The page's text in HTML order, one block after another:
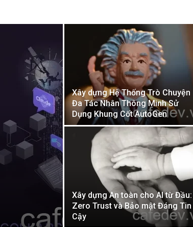
Xây dựng Hệ Thống Trò Chuyện
Đa Tác Nhân Thông Minh Sử
Dụng Khung Cốt AutoGen
Xây dựng An toàn cho AI từ Đầu:
Zero Trust và Bảo mật Đáng Tin
Cậy